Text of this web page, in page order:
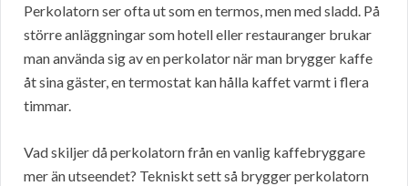
Perkolatorn ser ofta ut som en termos, men med sladd. På
större anläggningar som hotell eller restauranger brukar
man använda sig av en perkolator när man brygger kaffe
åt sina gäster, en termostat kan hålla kaffet varmt i flera
timmar.
Vad skiljer då perkolatorn från en vanlig kaffebryggare
mer än utseendet? Tekniskt sett så brygger perkolatorn